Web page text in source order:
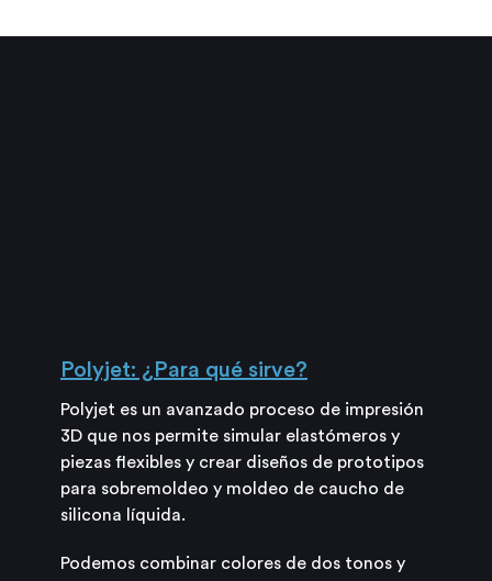
Polyjet: ¿Para qué sirve?
Polyjet es un avanzado proceso de impresión
3D que nos permite simular elastómeros y
piezas flexibles y crear diseños de prototipos
para sobremoldeo y moldeo de caucho de
silicona líquida.
Podemos combinar colores de dos tonos y